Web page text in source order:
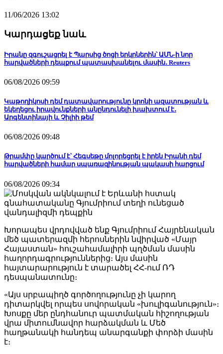
11/06/2026 13:02
Կարդացեք նաև
Իրանը զգուշացրել է Պարսից ծոցի երկրներին՝ ԱՄՆ-ի նոր
հարվածների դեպքում պատասխանելու մասին․ Reuters
06/08/2026 09:59
Կաթողիկոսի դեմ դատավարությունը կրոնի ազատության և
եկեղեցու իրավունքների անընդունելի խախտում է․
Արգենտինայի և Չիլիի թեմ
06/08/2026 09:48
Թրամփը կարծում է՝ Հեգսեթը մոլորեցրել է իրեն Իրանի դեմ
հարվածների համար սպառազինության պակասի հարցում
06/08/2026 09:34
Խորապես վրդովված ենք Գյումրիում Հայրենական
մեծ պատերազմի հերոսներին նվիրված «Մայր
Հայաստան» հուշահամալիրի պղծման մասին
հաղորդագրություններից։ Այս մասին
հայտարարություն է տարածել ՀՀ-ում ՌԴ
դեսպանատունը։
«Այս սրբապիղծ գործողությունը չի կարող
դիտարկվել որպես սովորական «խուլիգանություն»։
Խոսքը մեր ընդհանուր պատմական հիշողության
վրա միտումնավոր հարձակման և Մեծ
հաղթանակի հանդեպ անարգանքի փորձի մասին
է։